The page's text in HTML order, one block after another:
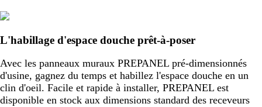
L'habillage d'espace douche prêt-à-poser
Avec les panneaux muraux PREPANEL pré-dimensionnés
d'usine, gagnez du temps et habillez l'espace douche en un
clin d'oeil. Facile et rapide à installer, PREPANEL est
disponible en stock aux dimensions standard des receveurs